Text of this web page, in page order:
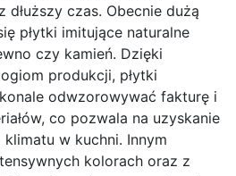
dłuższy czas. Obecnie dużą
płytki imitujące naturalne
czy kamień. Dzięki
produkcji, płytki
odwzorowywać fakturę i
co pozwala na uzyskanie
w kuchni. Innym
kolorach oraz z